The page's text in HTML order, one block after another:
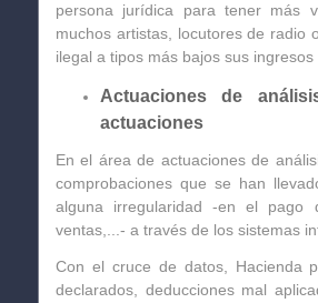
persona jurídica para tener más
muchos artistas, locutores de radio
ilegal a tipos más bajos sus
Actuaciones de
actuaciones
En el área de actuaciones de
comprobaciones que se han
alguna irregularidad -en el pago
ventas,... - a través de los sistemas
Con el cruce de datos,
Hacienda
declarados, deducciones mal